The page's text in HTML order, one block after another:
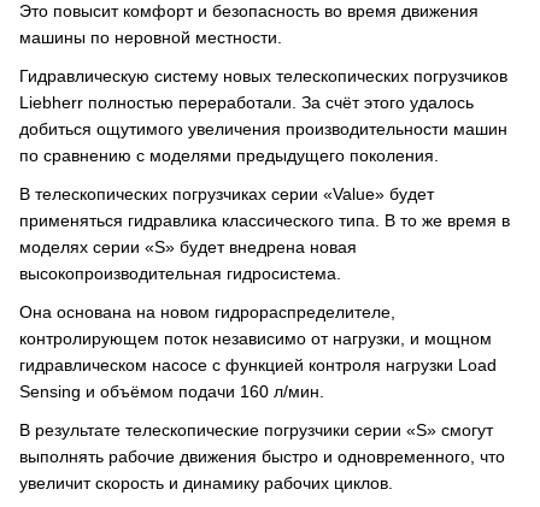
Это повысит комфорт и безопасность во время движения
машины по неровной местности.
Гидравлическую систему новых телескопических погрузчиков
Liebherr полностью переработали. За счёт этого удалось
добиться ощутимого увеличения производительности машин
по сравнению с моделями предыдущего поколения.
В телескопических погрузчиках серии «Value» будет
применяться гидравлика классического типа. В то же время в
моделях серии «S» будет внедрена новая
высокопроизводительная гидросистема.
Она основана на новом гидрораспределителе,
контролирующем поток независимо от нагрузки, и мощном
гидравлическом насосе с функцией контроля нагрузки Load
Sensing и объёмом подачи 160 л/мин.
В результате телескопические погрузчики серии «S» смогут
выполнять рабочие движения быстро и одновременного, что
увеличит скорость и динамику рабочих циклов.